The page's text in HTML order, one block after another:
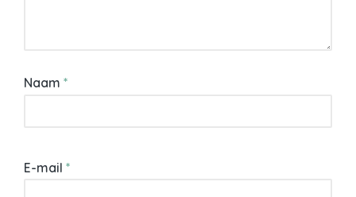
Naam *
E-mail *